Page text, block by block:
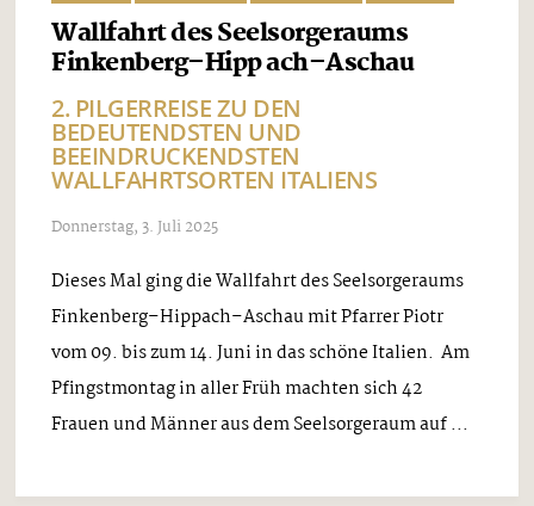
Wallfahrt des Seelsorgeraums
Finkenberg–Hipp ach–Aschau
2. PILGERREISE ZU DEN
BEDEUTENDSTEN UND
BEEINDRUCKENDSTEN
WALLFAHRTSORTEN ITALIENS
Donnerstag, 3. Juli 2025
Dieses Mal ging die Wallfahrt des Seelsorgeraums
Finkenberg–Hippach–Aschau mit Pfarrer Piotr
vom 09. bis zum 14. Juni in das schöne Italien. Am
Pfingstmontag in aller Früh machten sich 42
Frauen und Männer aus dem Seelsorgeraum auf ...